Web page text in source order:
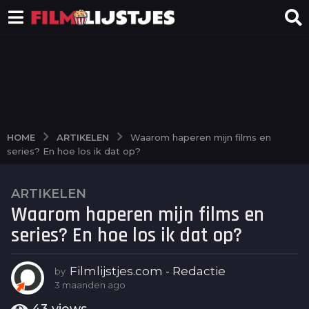
HOME ARTIKELEN
Waarom haperen mijn films en
series? En hoe los ik dat op?
3
m
a
d
e
ARTIKELEN
Waarom haperen mijn films en
series? En hoe los ik dat op?
by Filmlijstjes.com - Redactie
3 maanden ago